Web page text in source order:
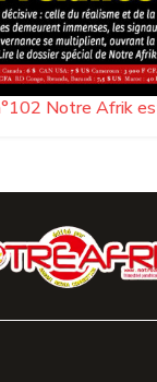
Notre Afrik